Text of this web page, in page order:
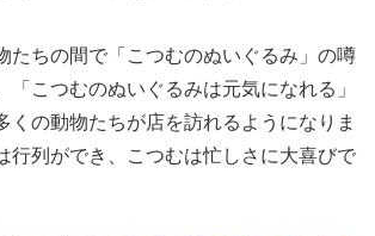
たちの間で「こつむのぬいぐるみ」の噂
「こつむのぬいぐるみは元気になれる」
くの動物たちが店を訪れるようになりま
行列ができ、こつむは忙しさに大喜びで